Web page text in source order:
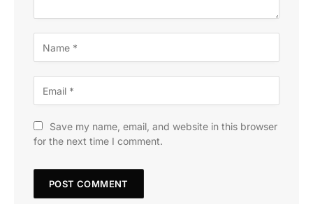
Save my name, email, and website in this browser
for the next time I comment.